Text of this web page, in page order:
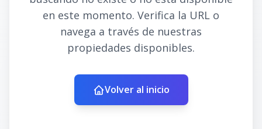
en este momento. Verifica la URL o
navega a través de nuestras
propiedades disponibles.
Volver al inicio